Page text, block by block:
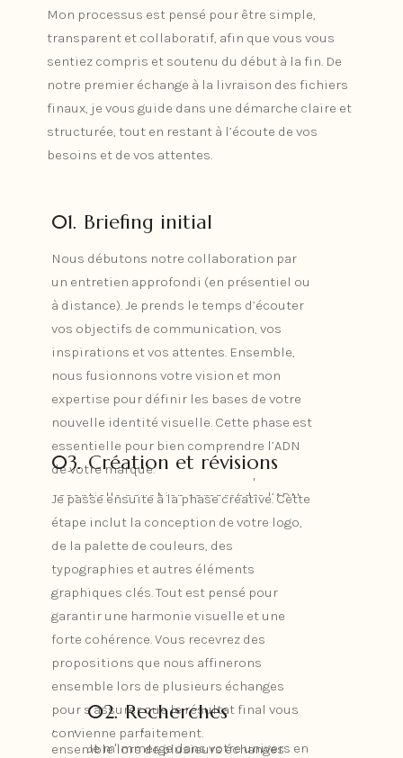
Mon processus est pensé pour être simple,
transparent et collaboratif, afin que vous vous
sentiez compris et soutenu du début à la fin. De
notre premier échange à la livraison des fichiers
finaux, je vous guide dans une démarche claire et
structurée, tout en restant à l’écoute de vos
besoins et de vos attentes.
01. Briefing initial
Nous débutons notre collaboration par
un entretien approfondi (en présentiel ou
à distance). Je prends le temps d’écouter
vos objectifs de communication, vos
inspirations et vos attentes. Ensemble,
nous fusionnons votre vision et mon
expertise pour définir les bases de votre
nouvelle identité visuelle. Cette phase est
essentielle pour bien comprendre l’ADN
de votre marque.
01. Briefing initial
Nous débutons notre collaboration par
un entretien approfondi (en présentiel ou
à distance). Je prends le temps d’écouter
vos objectifs de communication, vos
inspirations et vos attentes. Ensemble,
nous fusionnons votre vision et mon
expertise pour définir les bases de votre
nouvelle identité visuelle. Cette phase est
essentielle pour bien comprendre l’ADN
de votre marque.
03. Création et révisions
Je passe ensuite à la phase créative. Cette
étape inclut la conception de votre logo,
de la palette de couleurs, des
typographies et autres éléments
graphiques clés. Tout est pensé pour
garantir une harmonie visuelle et une
forte cohérence. Vous recevrez des
propositions que nous affinerons
ensemble lors de plusieurs échanges
pour s’assurer que le résultat final vous
convienne parfaitement.
03. Création et révisions
Je passe ensuite à la phase créative. Cette
étape inclut la conception de votre logo,
de la palette de couleurs, des
typographies et autres éléments
graphiques clés. Tout est pensé pour
garantir une harmonie visuelle et une
forte cohérence. Vous recevrez des
propositions que nous affinerons
ensemble lors de plusieurs échanges
02. Recherches
Je m'immerge dans votre univers en